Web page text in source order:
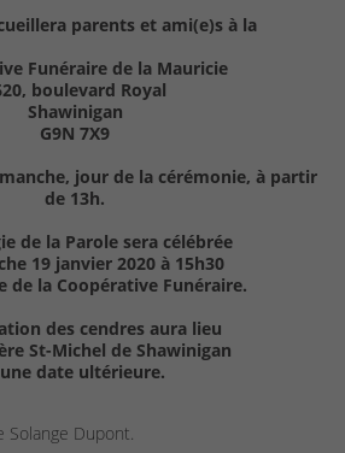
parents et ami(e)s à la
Funéraire de la Mauricie
boulevard Royal
Shawinigan
G9N 7X9
jour de la cérémonie, à partir
de 13h.
de la Parole sera célébrée
19 janvier 2020 à 15h30
de la Coopérative Funéraire.
des cendres aura lieu
St-Michel de Shawinigan
date ultérieure.
Solange Dupont.